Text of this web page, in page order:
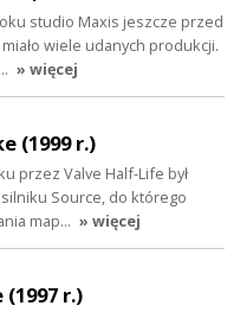
studio Maxis jeszcze przed
wiele udanych produkcji.
» więcej
(1999 r.)
przez Valve Half-Life był
Source, do którego
map… » więcej
r.)